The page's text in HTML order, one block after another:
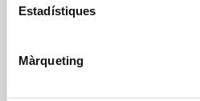
Estadístiques
Màrqueting
dies des del primer
18 FORATS